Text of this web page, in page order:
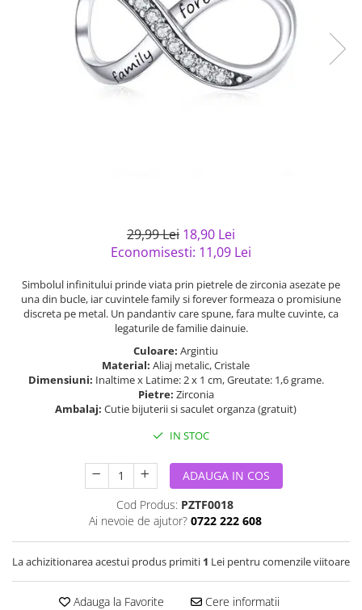
semipretioase
Bijuterii argint placat cu aur
Bijuterii argint cu diverse
Bijuterii de Lux
Bijuterii gotice si rock
Bijuterii Handmade
29,99 Lei 18,90 Lei
Economisesti: 11,09 Lei
Simbolul infinitului prinde viata prin pietrele de zirconia asezate pe
una din bucle, iar cuvintele family si forever formeaza o promisiune
discreta pe metal. Un pandantiv care spune, fara multe cuvinte, ca
legaturile de familie dainuie.
Culoare: Argintiu
Material: Aliaj metalic, Cristale
Dimensiuni: Inaltime x Latime: 2 x 1 cm, Greutate: 1,6 grame.
Pietre: Zirconia
Ambalaj: Cutie bijuterii si saculet organza (gratuit)
IN STOC
ADAUGA IN COS
Cod Produs: PZTF0018
Ai nevoie de ajutor? 0722 222 608
La achizitionarea acestui produs primiti 1 Lei pentru comenzile viitoare
Adauga la Favorite Cere informatii